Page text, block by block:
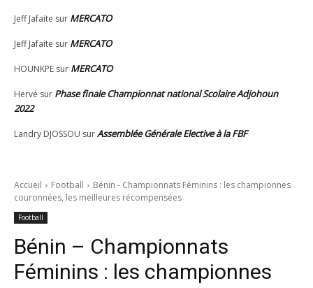
Jeff Jafaite sur MERCATO
Jeff Jafaite sur MERCATO
HOUNKPE sur MERCATO
Hervé sur Phase finale Championnat national Scolaire Adjohoun
2022
Landry DJOSSOU surAssemblée Générale Elective à la FBF